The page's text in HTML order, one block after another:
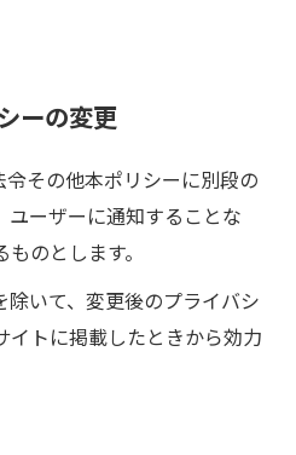
ーの変更
その他本ポリシーに別段の
ーザーに通知することな
のとします。
除いて、変更後のプライバシ
イトに掲載したときから効力